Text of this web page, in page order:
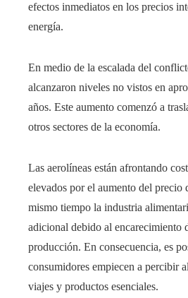
efectos inmediatos en los precios
energía.
En medio de la escalada del
alcanzaron niveles no vistos en
años. Este aumento comenzó a
otros sectores de la economía.
Las aerolíneas están afrontando
elevados por el aumento del precio
mismo tiempo la industria
adicional debido al encarecimiento
producción. En consecuencia, es
consumidores empiecen a percibir
viajes y productos esenciales.